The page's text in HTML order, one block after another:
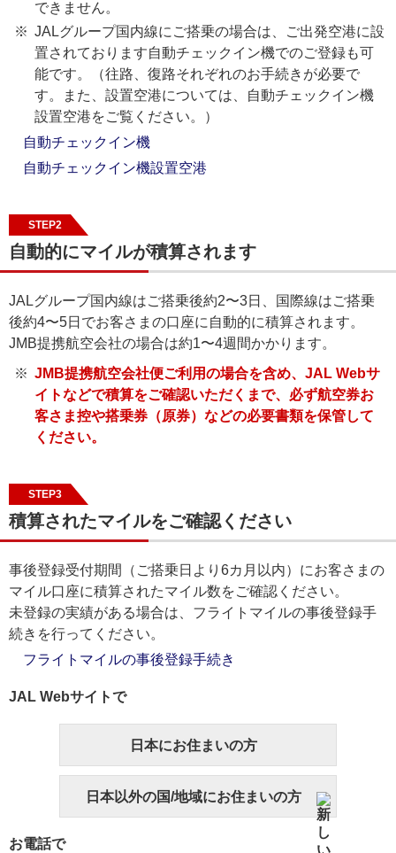
できません。
JALグループ国内線にご搭乗の場合は、ご出発空港に設
置されております自動チェックイン機でのご登録も可
能です。（往路、復路それぞれのお手続きが必要で
す。また、設置空港については、自動チェックイン機
設置空港をご覧ください。）
自動チェックイン機
自動チェックイン機設置空港
STEP2
自動的にマイルが積算されます
JALグループ国内線はご搭乗後約2〜3日、国際線はご搭乗
後約4〜5日でお客さまの口座に自動的に積算されます。
JMB提携航空会社の場合は約1〜4週間かかります。
JMB提携航空会社便ご利用の場合を含め、JAL Webサ
イトなどで積算をご確認いただくまで、必ず航空券お
客さま控や搭乗券（原券）などの必要書類を保管して
ください。
STEP3
積算されたマイルをご確認ください
事後登録受付期間（ご搭乗日より6カ月以内）にお客さまの
マイル口座に積算されたマイル数をご確認ください。
未登録の実績がある場合は、フライトマイルの事後登録手
続きを行ってください。
フライトマイルの事後登録手続き
JAL Webサイトで
日本にお住まいの方
日本以外の国/地域にお住まいの方
お電話で